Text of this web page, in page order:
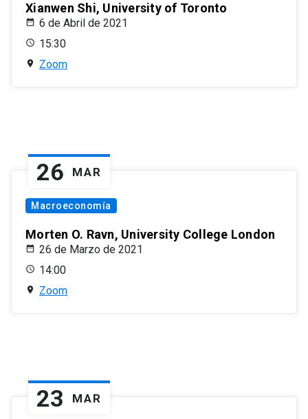
Xianwen Shi, University of Toronto
6 de Abril de 2021
15:30
Zoom
26 MAR
Macroeconomía
Morten O. Ravn, University College London
26 de Marzo de 2021
14:00
Zoom
23 MAR